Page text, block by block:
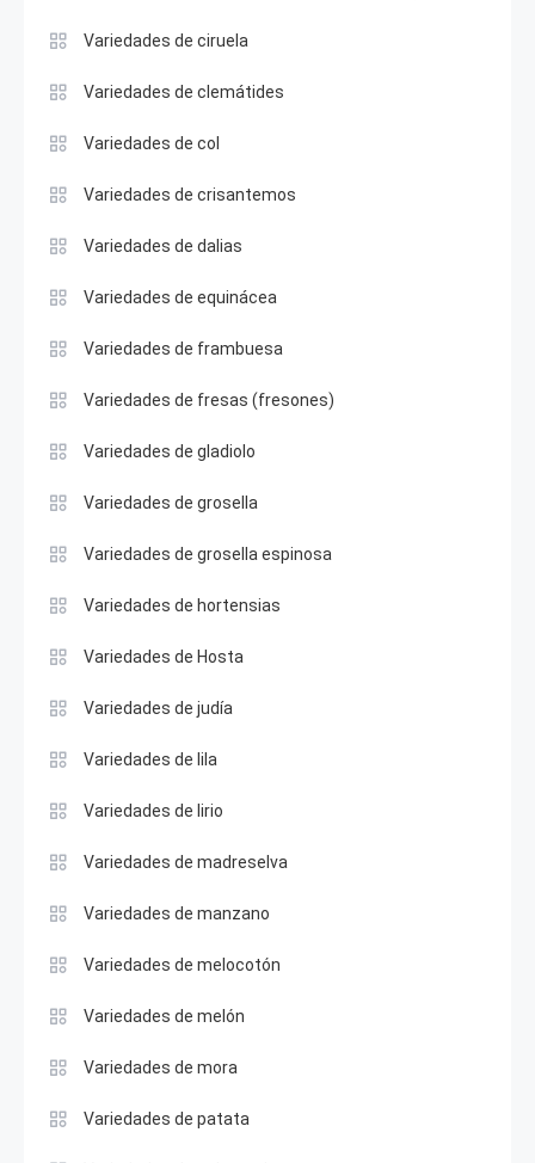
Variedades de ciruela
Variedades de clemátides
Variedades de col
Variedades de crisantemos
Variedades de dalias
Variedades de equinácea
Variedades de frambuesa
Variedades de fresas (fresones)
Variedades de gladiolo
Variedades de grosella
Variedades de grosella espinosa
Variedades de hortensias
Variedades de Hosta
Variedades de judía
Variedades de lila
Variedades de lirio
Variedades de madreselva
Variedades de manzano
Variedades de melocotón
Variedades de melón
Variedades de mora
Variedades de patata